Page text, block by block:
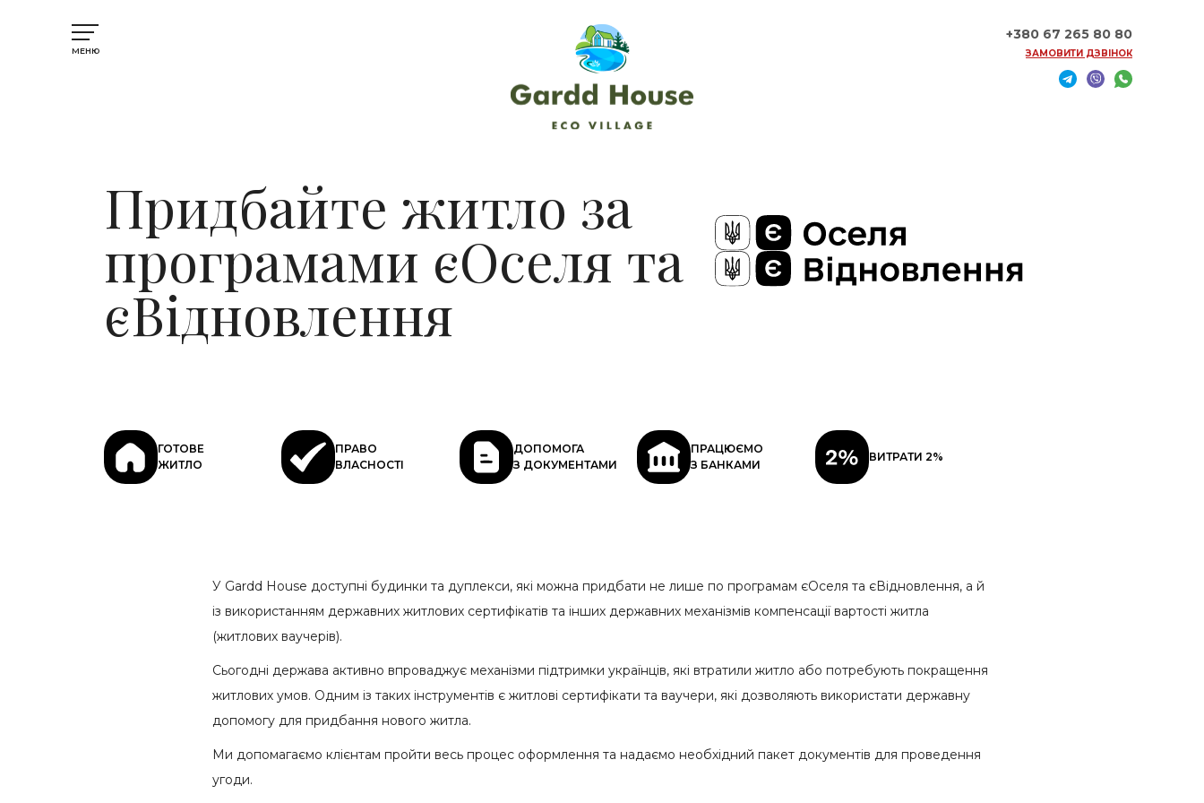
МЕНЮ
+380 67 265 80 80
ЗАМОВИТИ ДЗВІНОК
Придбайте житло за
програмами єОселя та
єВідновлення
ГОТОВЕ
ЖИТЛО
ПРАВО
ВЛАСНОСТІ
ДОПОМОГА
З ДОКУМЕНТАМИ
ПРАЦЮЄМО
З БАНКАМИ
ВИТРАТИ 2%
У Gardd House доступні будинки та дуплекси, які можна придбати не лише по програмам єОселя та єВідновлення, а й
із використанням державних житлових сертифікатів та інших державних механізмів компенсації вартості житла
(житлових ваучерів).
Сьогодні держава активно впроваджує механізми підтримки українців, які втратили житло або потребують покращення
житлових умов. Одним із таких інструментів є житлові сертифікати та ваучери, які дозволяють використати державну
допомогу для придбання нового житла.
Ми допомагаємо клієнтам пройти весь процес оформлення та надаємо необхідний пакет документів для проведення
угоди.